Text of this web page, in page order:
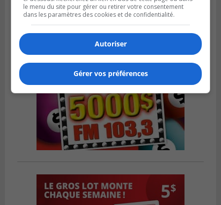
le menu du site pour gérer ou retirer votre consentement
dans les paramètres des cookies et de confidentialité.
Autoriser
Gérer vos préférences